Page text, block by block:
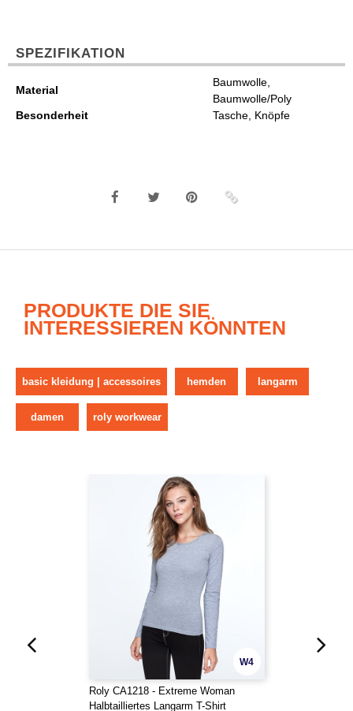
SPEZIFIKATION
Material
Baumwolle,
Baumwolle/Poly
Besonderheit
Tasche, Knöpfe
PRODUKTE DIE SIE
INTERESSIEREN KÖNNTEN
basic kleidung | accessoires hemden langarm
damen roly workwear
W4
Roly CA1218 - Extreme Woman
Halbtailliertes Langarm T-Shirt